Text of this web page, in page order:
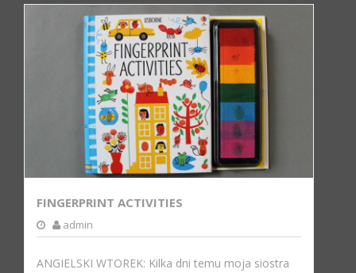
FINGERPRINT ACTIVITIES
admin
ANGIELSKI WTOREK: Kilka dni temu moja siostra